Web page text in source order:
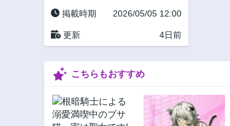
掲載時期 2026/05/05 12:00
更新 4日前
こちらもおすすめ